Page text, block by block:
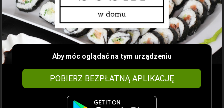
Aby móc oglądać na tym urządzeniu
POBIERZ BEZPŁATNĄ APLIKACJĘ